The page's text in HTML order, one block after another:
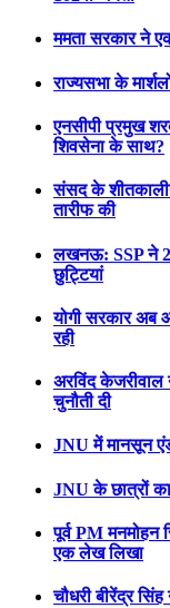
ममता सरकार ने
राज्यसभा के
एनसीपी प्रमुख
शिवसेना के साथ?
संसद के
तारीफ की
लखनऊ: SSP ने
छुट्टियां
योगी सरकार अब
रही
अरविंद केजरीवाल
चुनौती दी
JNU में मानसून
JNU के छात्रों
पूर्व PM मनमोहन
एक लेख लिखा
चौधरी बीरेंद्र